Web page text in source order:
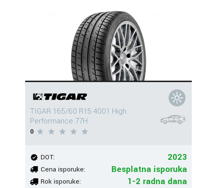
TIGAR 165/60 R15 4001 High
Performance 77H
0
DOT: 2023
Cena isporuke: Besplatna isporuka
Rok isporuke: 1-2 radna dana